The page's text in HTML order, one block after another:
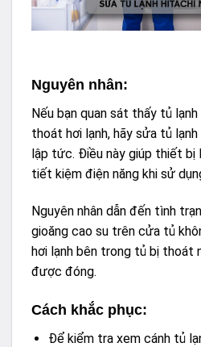
Nguyên nhân:
Nếu bạn quan sát thấy tủ
thoát hơi lạnh, hãy sửa tủ
lập tức. Điều này giúp thiết bị
tiết kiệm điện năng khi sử
Nguyên nhân dẫn đến tình
gioăng cao su trên cửa tủ
hơi lạnh bên trong tủ bị thoát
được đóng.
Cách khắc phục:
Để kiểm tra xem cánh tủ